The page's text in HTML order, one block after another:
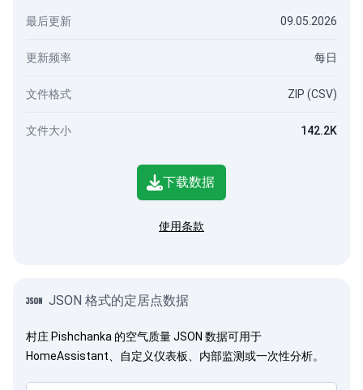
最后更新 09.05.2026
更新频率 每日
文件格式 ZIP (CSV)
文件大小 142.2K
下载数据
使用条款
JSON 格式的定居点数据
村庄 Pishchanka 的空气质量 JSON 数据可用于
HomeAssistant、自定义仪表板、内部监测或一次性分析。